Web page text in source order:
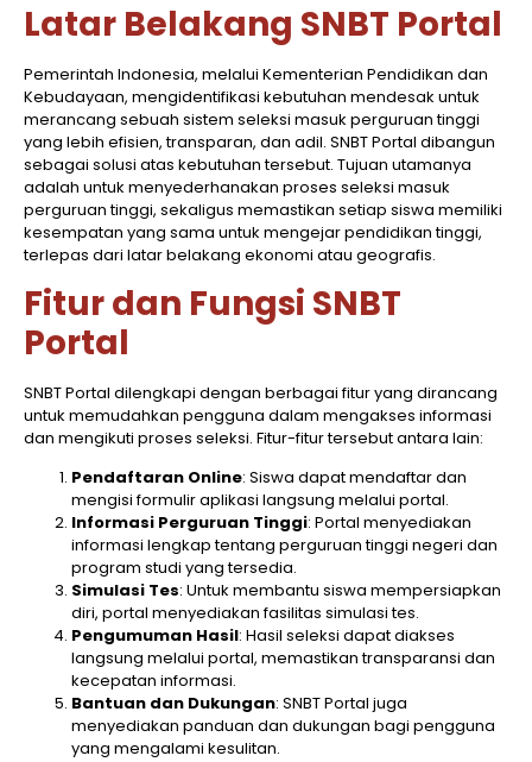
Latar Belakang SNBT Portal
Pemerintah Indonesia, melalui Kementerian Pendidikan dan
Kebudayaan, mengidentifikasi kebutuhan mendesak untuk
merancang sebuah sistem seleksi masuk perguruan tinggi
yang lebih efisien, transparan, dan adil. SNBT Portal dibangun
sebagai solusi atas kebutuhan tersebut. Tujuan utamanya
adalah untuk menyederhanakan proses seleksi masuk
perguruan tinggi, sekaligus memastikan setiap siswa memiliki
kesempatan yang sama untuk mengejar pendidikan tinggi,
terlepas dari latar belakang ekonomi atau geografis.
Fitur dan Fungsi SNBT
Portal
SNBT Portal dilengkapi dengan berbagai fitur yang dirancang
untuk memudahkan pengguna dalam mengakses informasi
dan mengikuti proses seleksi. Fitur-fitur tersebut antara lain:
Pendaftaran Online: Siswa dapat mendaftar dan
mengisi formulir aplikasi langsung melalui portal.
Informasi Perguruan Tinggi: Portal menyediakan
informasi lengkap tentang perguruan tinggi negeri dan
program studi yang tersedia.
Simulasi Tes: Untuk membantu siswa mempersiapkan
diri, portal menyediakan fasilitas simulasi tes.
Pengumuman Hasil: Hasil seleksi dapat diakses
langsung melalui portal, memastikan transparansi dan
kecepatan informasi.
Bantuan dan Dukungan: SNBT Portal juga
menyediakan panduan dan dukungan bagi pengguna
yang mengalami kesulitan.